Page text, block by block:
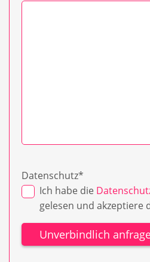
Datenschutz*
Ich habe die
gelesen und akzeptiere